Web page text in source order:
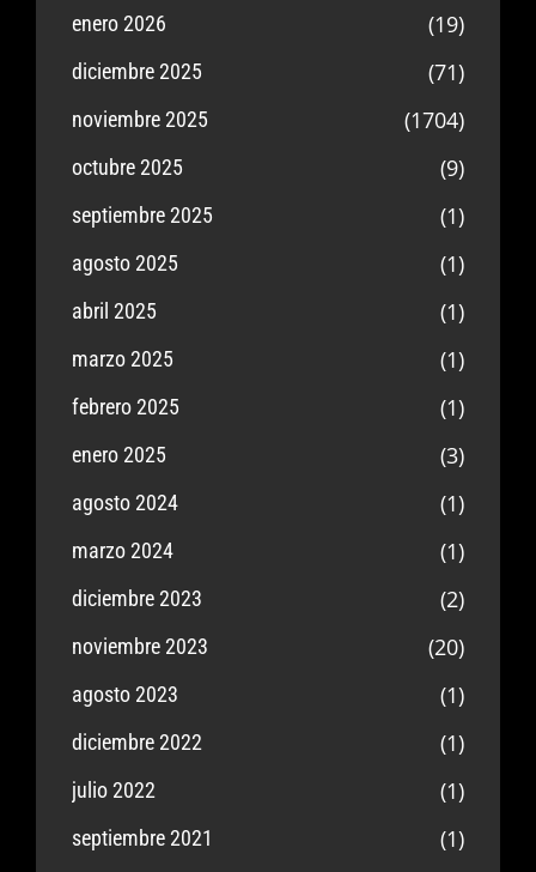
enero 2026 (19)
diciembre 2025 (71)
noviembre 2025 (1704)
octubre 2025 (9)
septiembre 2025 (1)
agosto 2025 (1)
abril 2025 (1)
marzo 2025 (1)
febrero 2025 (1)
enero 2025 (3)
agosto 2024 (1)
marzo 2024 (1)
diciembre 2023 (2)
noviembre 2023 (20)
agosto 2023 (1)
diciembre 2022 (1)
julio 2022 (1)
septiembre 2021 (1)